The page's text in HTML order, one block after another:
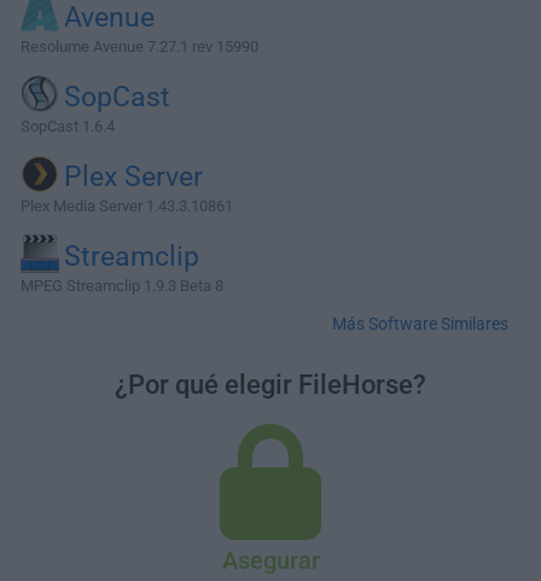
Avenue
Resolume Avenue 7.27.1 rev 15990
SopCast
SopCast 1.6.4
Plex Server
Plex Media Server 1.43.3.10861
Streamclip
MPEG Streamclip 1.9.3 Beta 8
Más Software Similares
¿Por qué elegir FileHorse?
Asegurar